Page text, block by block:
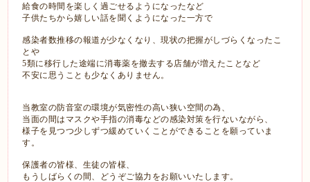
給食の時間を楽しく過ごせるようになったなど
子供たちから嬉しい話を聞くようになった一方で
感染者数推移の報道が少なくなり、現状の把握がしづらくなったこ
とや
5類に移行した途端に消毒薬を撤去する店舗が増えたことなど
不安に思うことも少なくありません。
当教室の防音室の環境が気密性の高い狭い空間の為、
当面の間はマスクや手指の消毒などの感染対策を行ないながら、
様子を見つつ少しずつ緩めていくことができることを願っていま
す。
保護者の皆様、生徒の皆様、
もうしばらくの間、どうぞご協力をお願いいたします。